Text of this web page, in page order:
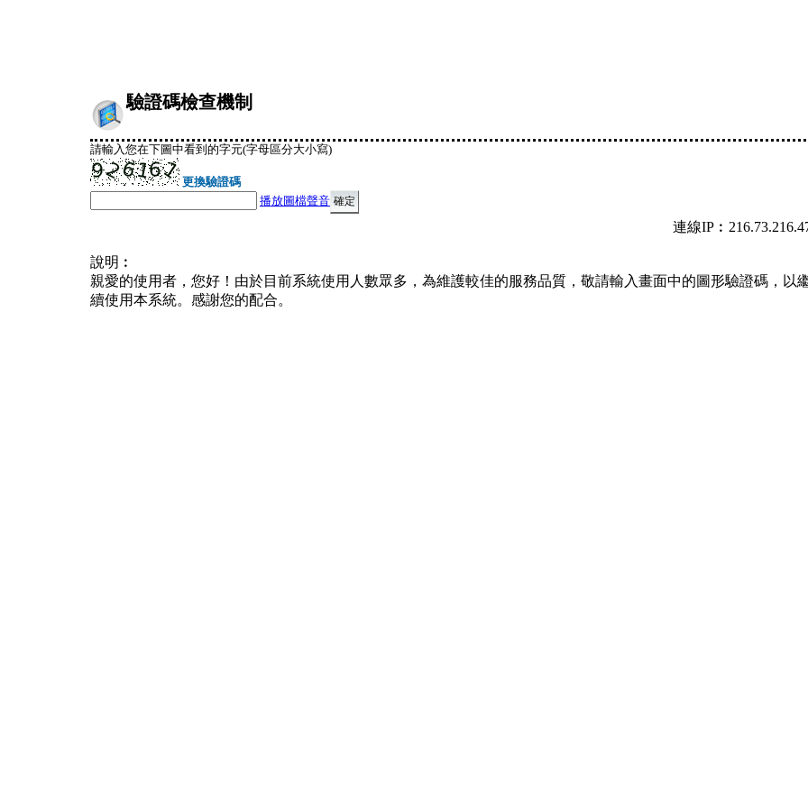
驗證碼檢查機制
請輸入您在下圖中看到的字元(字母區分大小寫)
更換驗證碼
播放圖檔聲音
連線
說明︰
親愛的使用者，您好！由於目前系統使用人數眾多，為維護較佳的服務品質，敬請輸入畫面中的圖形驗證碼，以
續使用本系統。感謝您的配合。